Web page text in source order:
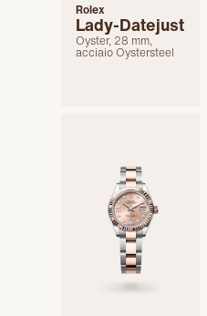
Rolex
Lady-Datejust
Oyster, 28 mm,
acciaio Oystersteel